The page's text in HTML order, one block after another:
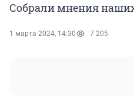
Собрали мнения
1 марта 2024, 14:30 7 205